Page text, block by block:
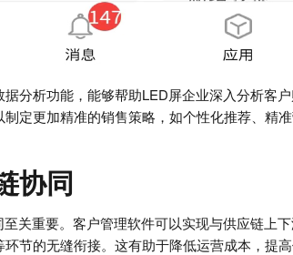
分析功能，能够帮助LED屏企业深入分析客
定更加精准的销售策略，如个性化推荐、精
协同
关重要。客户管理软件可以实现与供应链上
节的无缝衔接。这有助于降低运营成本，提